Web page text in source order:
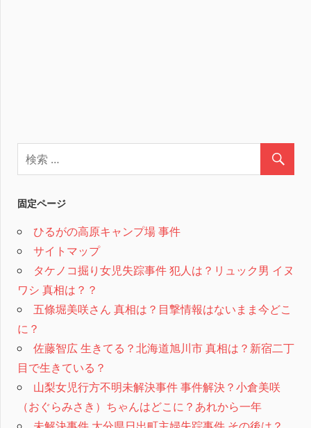
固定ページ
ひるがの高原キャンプ場 事件
サイトマップ
タケノコ掘り女児失踪事件 犯人は？リュック男 イヌ
ワシ 真相は？？
五條堀美咲さん 真相は？目撃情報はないまま今どこ
に？
佐藤智広 生きてる？北海道旭川市 真相は？新宿二丁
目で生きている？
山梨女児行方不明未解決事件 事件解決？小倉美咲
（おぐらみさき）ちゃんはどこに？あれから一年